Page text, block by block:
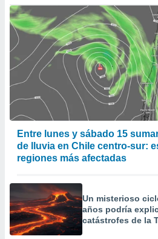
Entre lunes y sábado 15
de lluvia en Chile centro-sur:
regiones más afectadas
Un misterioso
años podría
catástrofes de la